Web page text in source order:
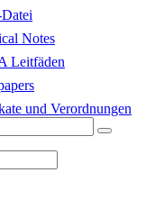
Notes
Leitfäden
und Verordnungen